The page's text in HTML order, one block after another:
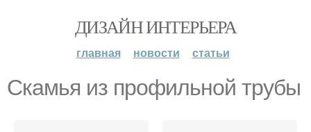
ДИЗАЙН ИНТЕРЬЕРА
главная новости статьи
Скамья из профильной трубы